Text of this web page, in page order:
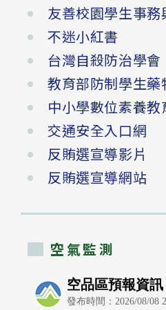
友善校園學生事
不迷小紅書
台灣自殺防治學會
教育部防制學生藥
中小學數位素養教
交通安全入口網
反賄選宣導影片
反賄選宣導網站
空氣監測